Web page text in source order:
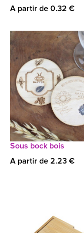
A partir de 0.32 €
Sous bock bois
A partir de 2.23 €